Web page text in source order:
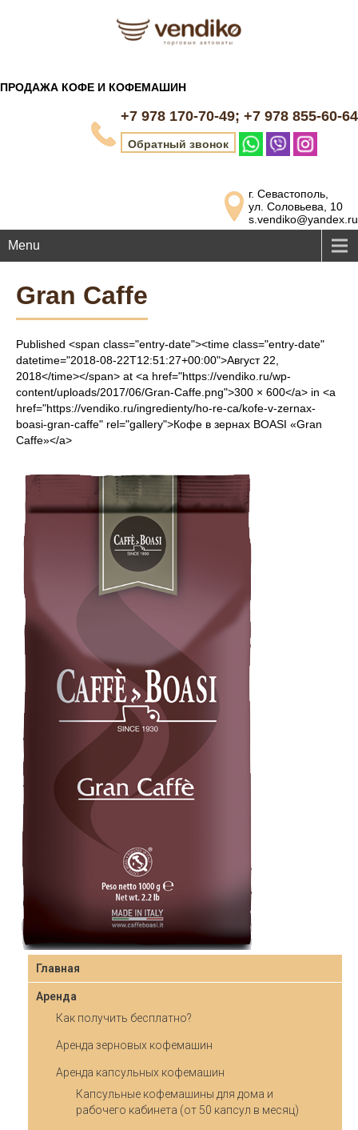
ПРОДАЖА КОФЕ И КОФЕМАШИН
+7 978 170-70-49; +7 978 855-60-64
Обратный звонок
г. Севастополь,
ул. Соловьева, 10
s.vendiko@yandex.ru
Menu
Gran Caffe
Published <span class="entry-date"><time class="entry-date"
datetime="2018-08-22T12:51:27+00:00">Август 22,
2018</time></span> at <a href="https://vendiko.ru/wp-
content/uploads/2017/06/Gran-Caffe.png">300 × 600</a> in <a
href="https://vendiko.ru/ingredienty/ho-re-ca/kofe-v-zernax-
boasi-gran-caffe" rel="gallery">Кофе в зернах BOASI «Gran
Caffe»</a>
Главная
Аренда
Как получить бесплатно?
Аренда зерновых кофемашин
Аренда капсульных кофемашин
Капсульные кофемашины для дома и
рабочего кабинета (от 50 капсул в месяц)